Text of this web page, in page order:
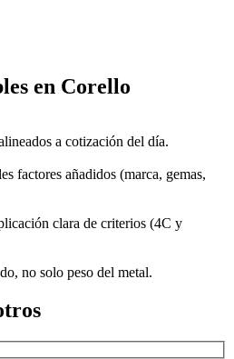
en Corello
a cotización del día.
factores añadidos (marca, gemas,
clara de criterios (4C y
no solo peso del metal.